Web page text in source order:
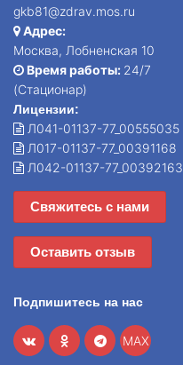
gkb81@zdrav.mos.ru
Адрес:
Москва, Лобненская 10
Время работы: 24/7
(Стационар)
Лицензии:
Л041-01137-77_00555035
Л017-01137-77_00391168
Л042-01137-77_00392163
Свяжитесь с нами
Оставить отзыв
Подпишитесь на нас
MAX